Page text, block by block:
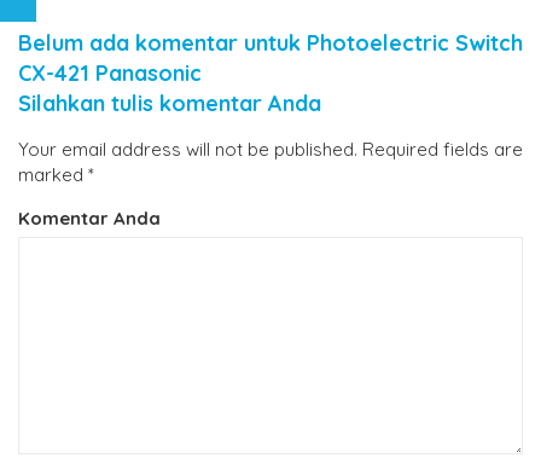
Belum ada komentar untuk Photoelectric Switch
CX-421 Panasonic
Silahkan tulis komentar Anda
Your email address will not be published. Required fields are
marked *
Komentar Anda